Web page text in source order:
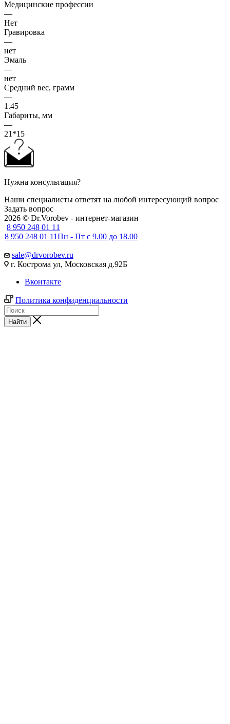
Медицинские профессии
—
Нет
Гравировка
—
нет
Эмаль
—
нет
Средний вес, грамм
—
1.45
Габариты, мм
—
21*15
Нужна консультация?
Наши специалисты ответят на любой интересующий вопрос
Задать вопрос
2026 © Dr.Vorobev - интернет-магазин
8 950 248 01 11
8 950 248 01 11Пн - Пт с 9.00 до 18.00
sale@drvorobev.ru
г. Кострома ул, Московская д.92Б
Вконтакте
Политика конфиденциальности
Найти